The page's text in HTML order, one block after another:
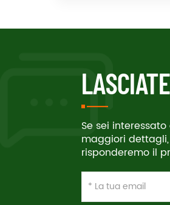
Se sei
maggiori
risponderemo il